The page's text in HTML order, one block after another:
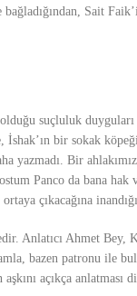
Sait
suçluluk
İshak’ın bir sokak
yazmadı. Bir
Panco da bana hak
çıkacağına
Anlatıcı Ahmet
bazen patronu ile
açıkça